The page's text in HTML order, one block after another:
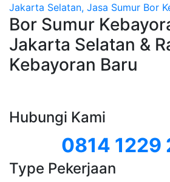
Jakarta Selatan, Jasa Sumur Bor
Bor Sumur
Jakarta Selatan &
Kebayoran Baru
Hubungi Kami
0814 1229
Type Pekerjaan